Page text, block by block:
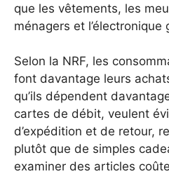
que les vêtements, les
ménagers et l’électronique
Selon la NRF, les
font davantage leurs
qu’ils dépendent
cartes de débit, veulent
d’expédition et de retour,
plutôt que de simples
examiner des articles